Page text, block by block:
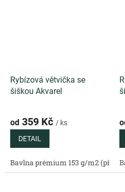
Rybízová větvička se
šiškou Akvarel
od 359 Kč / ks
DETAIL
Bavlna prémium 153 g/m2